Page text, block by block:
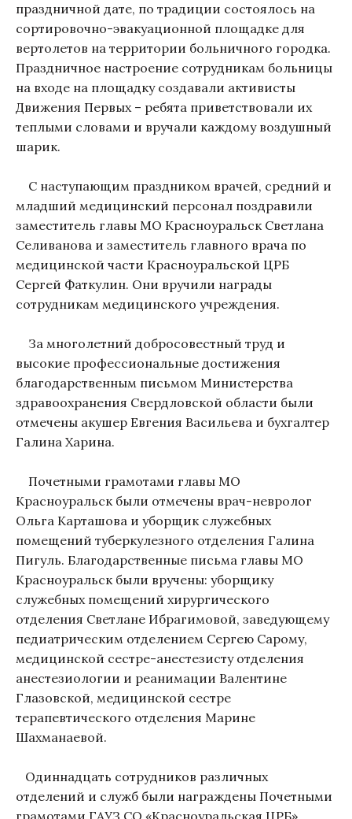
праздничной дате, по традиции состоялось на
сортировочно-эвакуационной площадке для
вертолетов на территории больничного городка.
Праздничное настроение сотрудникам больницы
на входе на площадку создавали активисты
Движения Первых – ребята приветствовали их
теплыми словами и вручали каждому воздушный
шарик.
С наступающим праздником врачей, средний и
младший медицинский персонал поздравили
заместитель главы МО Красноуральск Светлана
Селиванова и заместитель главного врача по
медицинской части Красноуральской ЦРБ
Сергей Фаткулин. Они вручили награды
сотрудникам медицинского учреждения.
За многолетний добросовестный труд и
высокие профессиональные достижения
благодарственным письмом Министерства
здравоохранения Свердловской области были
отмечены акушер Евгения Васильева и бухгалтер
Галина Харина.
Почетными грамотами главы МО
Красноуральск были отмечены врач-невролог
Ольга Карташова и уборщик служебных
помещений туберкулезного отделения Галина
Пигуль. Благодарственные письма главы МО
Красноуральск были вручены: уборщику
служебных помещений хирургического
отделения Светлане Ибрагимовой, заведующему
педиатрическим отделением Сергею Сарому,
медицинской сестре-анестезисту отделения
анестезиологии и реанимации Валентине
Глазовской, медицинской сестре
терапевтического отделения Марине
Шахманаевой.
Одиннадцать сотрудников различных
отделений и служб были награждены Почетными
грамотами ГАУЗ СО «Красноуральская ЦРБ».